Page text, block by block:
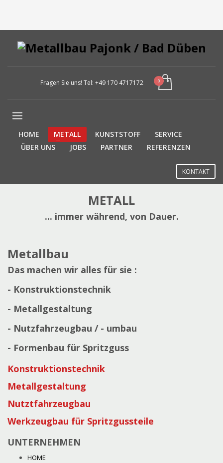
Fragen Sie uns! Tel: +49 170 4717172
HOME METALL KUNSTSTOFF
SERVICE
ÜBER UNS
JOBS PARTNER REFERENZEN
KONTAKT
METALL
... immer während, von Dauer.
Metallbau
Das machen wir alles für sie :
- Konstruktionstechnik
- Metallgestaltung
- Nutzfahrzeugbau / - umbau
- Formenbau für Spritzguss
Konstruktionstechnik
Metallgestaltung
Nutztfahrzeugbau
Werkzeugbau für Spritzgussteile
UNTERNEHMEN
HOME